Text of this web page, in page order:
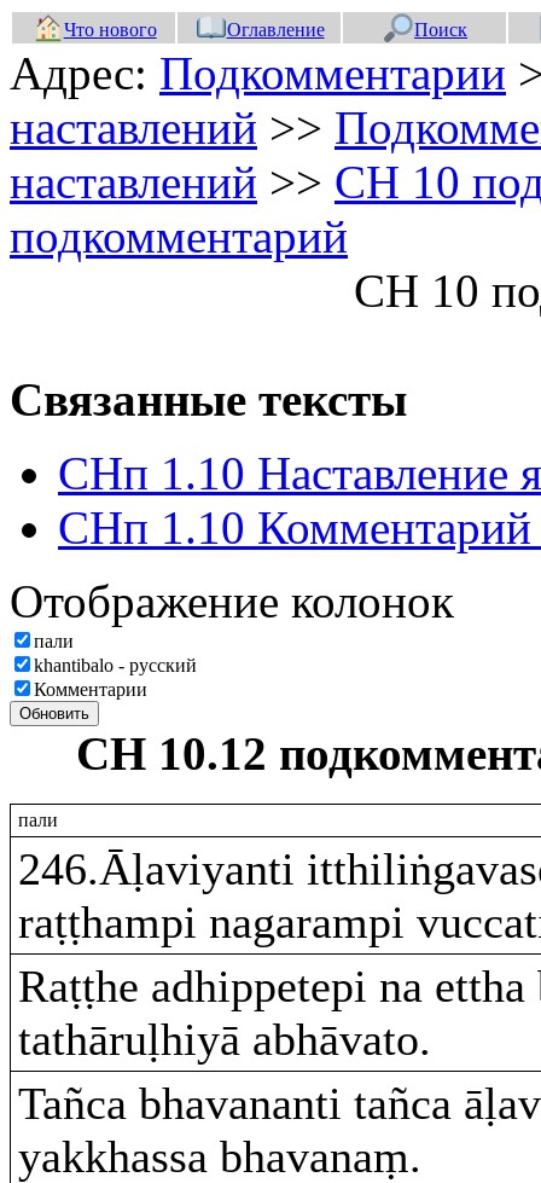
Что нового Оглавление Поиск
Адрес: Подкомментарии
наставлений >>
наставлений >> СН 10
подкомментарий
СН 10
Связанные тексты
СНп 1.10 Наставление
СНп 1.10 Комментарий
Отображение колонок
пали
khantibalo - русский
Комментарии
Обновить
СН 10.12
пали
246.Āḷaviyanti
raṭṭhampi nagarampi
Raṭṭhe adhippetepi na ettha
tathāruḷhiyā abhāvato.
Tañca bhavananti tañca
yakkhassa bhavanaṃ.